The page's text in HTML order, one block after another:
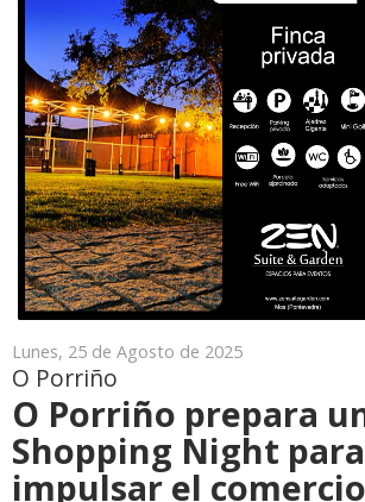
Lunes, 25 de Agosto de 2025
O Porriño
O Porriño prepara
Shopping Night para
impulsar el